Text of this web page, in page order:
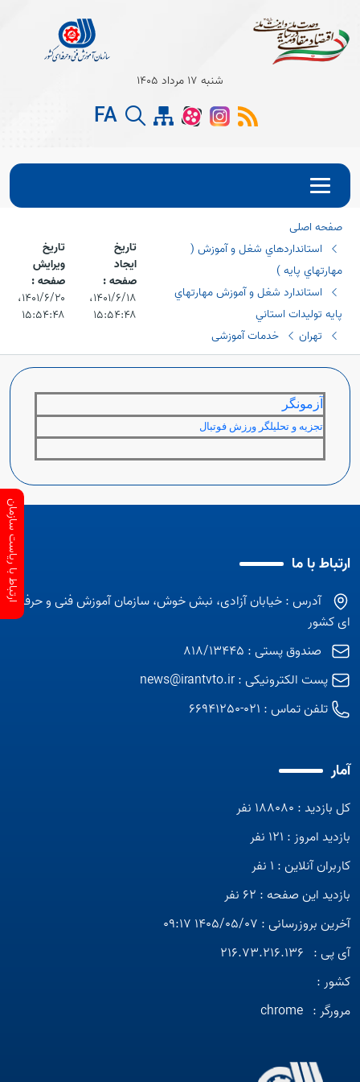
Open
شنبه 17 مرداد 1405
FA
صفحه اصلی
استانداردهاي شغل و آموزش (
مهارتهاي پايه )
استاندارد شغل و آموزش مهارتهاي
پايه توليدات استاني
تهران
خدمات آموزشی
تاریخ
ایجاد
صفحه :
۱۴۰۱/۶/۱۸،‏
۱۵:۵۴:۴۸
تاریخ
ویرایش
صفحه :
۱۴۰۱/۶/۲۰،‏
۱۵:۵۴:۴۸
آزمونگر
تجزيه و تحليلگر ورزش فوتبال
ارتباط با ما
آدرس : خیابان آزادی، نبش خوش، سازمان آموزش فنی و حرفه
ای کشور
صندوق پستی : 818/13445
پست الکترونیکی :news@irantvto.ir
تلفن تماس : 021-66941250
آمار
کل بازدید : 188080 نفر
بازدید امروز : 121 نفر
کاربران آنلاین : 1 نفر
بازدید این صفحه : 62 نفر
آخرین بروزرسانی : 1405/05/07 09:17
آی پی : 216.73.216.136
کشور :
مرورگر : chrome
ارتباط با ریاست سازمان